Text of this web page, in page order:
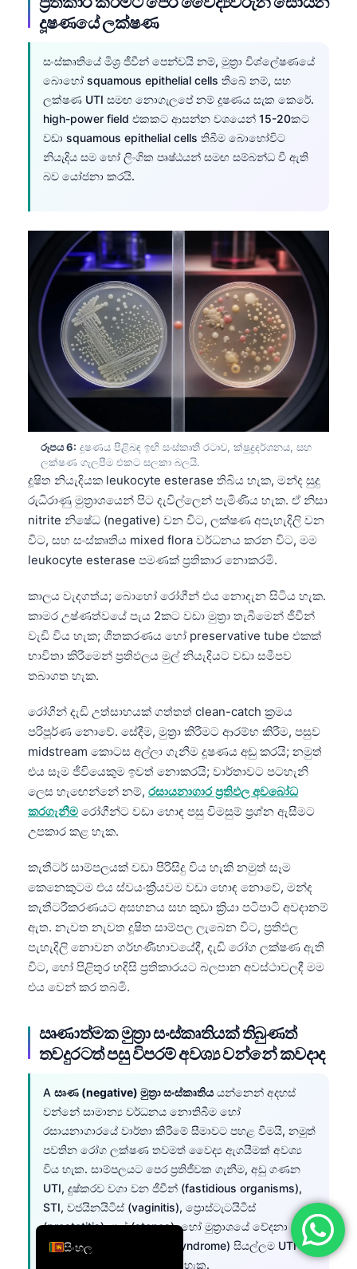
දූෂණයේ ලක්ෂණ
සංස්කෘතියේ මිශ්‍ර ජීවීන් පෙන්වයි නම්, මුත්‍රා විශ්ලේෂණයේ
බොහෝ squamous epithelial cells තිබේ නම්, සහ
ලක්ෂණ UTI සමඟ නොගැලපේ නම් දූෂණය සැක කෙරේ.
high-power field එකකට ආසන්න වශයෙන් 15-20කට
වඩා squamous epithelial cells තිබීම බොහෝවිට
නියැදිය සම හෝ ලිංගික පෘෂ්ඨයන් සමඟ සම්බන්ධ වී ඇති
බව යෝජනා කරයි.
රූපය 6: දූෂණය පිළිබඳ ඉඟි සංස්කෘති රටාව, ක්ෂුද්‍රදර්ශනය, සහ
ලක්ෂණ ගැලපීම එකට සලකා බලයි.
දූෂිත නියැදියක leukocyte esterase තිබිය හැක, මන්ද සුදු
රුධිරාණු මුත්‍රාශයෙන් පිට දැවිල්ලෙන් පැමිණිය හැක. ඒ නිසා
nitrite නිෂේධ (negative) වන විට, ලක්ෂණ අපැහැදිලි වන
විට, සහ සංස්කෘතිය mixed flora වර්ධනය කරන විට, මම
leukocyte esterase පමණක් ප්‍රතිකාර නොකරමි.
කාලය වැදගත්ය; බොහෝ රෝගීන් එය නොදැන සිටිය හැක.
කාමර උෂ්ණත්වයේ පැය 2කට වඩා මුත්‍රා තැබීමෙන් ජීවීන්
වැඩි විය හැක; ශීතකරණය හෝ preservative tube එකක්
භාවිතා කිරීමෙන් ප්‍රතිඵලය මුල් නියැදියට වඩා සමීපව
තබාගත හැක.
රෝගීන් දැඩි උත්සාහයක් ගත්තත් clean-catch ක්‍රමය
පරිපූර්ණ නොවේ. සේදීම, මුත්‍රා කිරීමට ආරම්භ කිරීම, පසුව
midstream කොටස අල්ලා ගැනීම දූෂණය අඩු කරයි; නමුත්
එය සෑම ජීවියෙකුම ඉවත් නොකරයි; වාර්තාවට පටහැනි
ලෙස හැඟෙන්නේ නම්, රසායනාගාර ප්‍රතිඵල අවබෝධ
කරගැනීම රෝගීන්ට වඩා හොඳ පසු විමසුම් ප්‍රශ්න ඇසීමට
උපකාර කළ හැක.
කැතීටර් සාම්පලයක් වඩා පිරිසිදු විය හැකි නමුත් සෑම
කෙනෙකුටම එය ස්වයංක්‍රීයවම වඩා හොඳ නොවේ, මන්ද
කැතීටරීකරණයට අසහනය සහ කුඩා ක්‍රියා පටිපාටි අවදානම්
ඇත. නැවත නැවත දූෂිත සාම්පල ලැබෙන විට, ප්‍රතිඵල
පැහැදිලි නොවන ගර්භණීභාවයේදී, දැඩි රෝග ලක්ෂණ ඇති
විට, හෝ පිළිතුර හදිසි ප්‍රතිකාරයට බලපාන අවස්ථාවලදී මම
එය වෙන් කර තබමි.
ඍණාත්මක මුත්‍රා සංස්කෘතියක් තිබුණත්
තවදුරටත් පසු විපරම් අවශ්‍ය වන්නේ කවදාද
A සෘණ (negative) මුත්‍රා සංස්කෘතිය යන්නෙන් අදහස්
වන්නේ සාමාන්‍ය වර්ධනය නොතිබීම හෝ
රසායනාගාරයේ වාර්තා කිරීමේ සීමාවට පහළ වීමයි, නමුත්
පවතින රෝග ලක්ෂණ තවමත් වෛද්‍ය ඇගයීමක් අවශ්‍ය
විය හැක. සාම්පලයට පෙර ප්‍රතිජීවක ගැනීම, අඩු ගණන
UTI, දුෂ්කරව වගා වන ජීවීන් (fastidious organisms),
STI, වජයිනයිටිස් (vaginitis), ප්‍රොස්ටැටයිටිස්
(prostatitis), ගල් (stones), හෝ මුත්‍රාශයේ වේදනා
සින්ඩ්‍රෝමය (bladder pain syndrome) සියල්ලම UTI
වැනි රෝග ලක්ෂණ ඇති කළ හැක.
සිංහල
English
Deutsch
العربية
Français
עִבְרִית
Italiano
Español
Português
Türkçe
Română
简体中文
فارسی
Български
Nederlands
हिन्दी
Bahasa Indonesia
Հայերեն
Íslenska
Bosanski
Azərbaycan dili
Eesti
日本語
Čeština
ქართული
Русский
Lietuvių kalba
Polski
한국어
Slovenščina
Magyar
Shqip
বাংলা
اردو
मराठी
ગુજરાતી
ಕನ್ನಡ
മലയാളം
Bahasa Melayu
Tiếng Việt
Tagalog
ไทย